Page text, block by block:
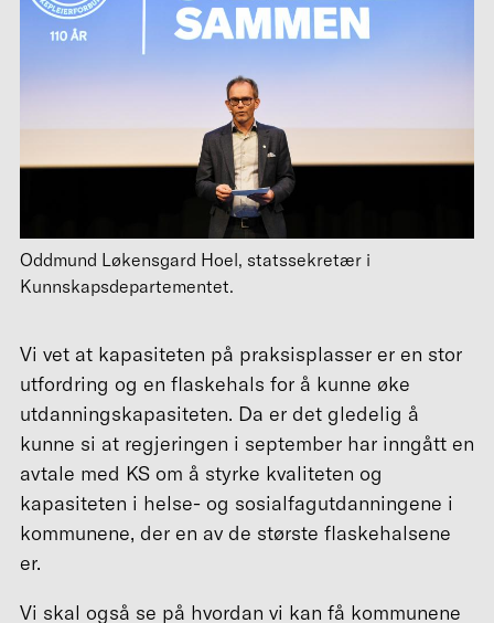
Oddmund Løkensgard Hoel, statssekretær i
Kunnskapsdepartementet.
Vi vet at kapasiteten på praksisplasser er en stor
utfordring og en flaskehals for å kunne øke
utdanningskapasiteten. Da er det gledelig å
kunne si at regjeringen i september har inngått en
avtale med KS om å styrke kvaliteten og
kapasiteten i helse- og sosialfagutdanningene i
kommunene, der en av de største flaskehalsene
er.
Vi skal også se på hvordan vi kan få kommunene